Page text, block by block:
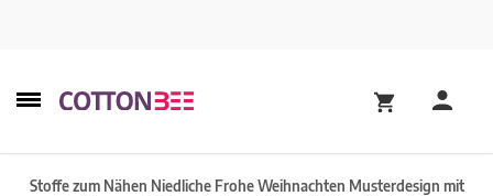
Stoffe zum Nähen Niedliche Frohe Weihnachten Musterdesign mit